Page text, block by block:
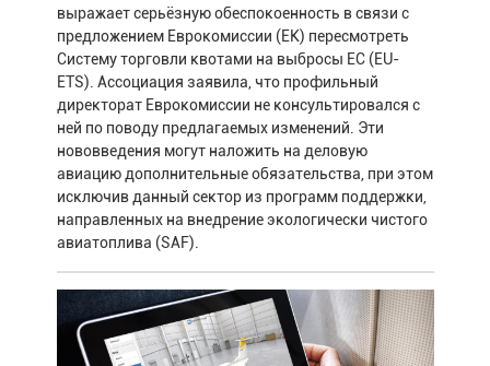
выражает серьёзную обеспокоенность в связи с
предложением Еврокомиссии (ЕК) пересмотреть
Систему торговли квотами на выбросы ЕС (EU-
ETS). Ассоциация заявила, что профильный
директорат Еврокомиссии не консультировался с
ней по поводу предлагаемых изменений. Эти
нововведения могут наложить на деловую
авиацию дополнительные обязательства, при этом
исключив данный сектор из программ поддержки,
направленных на внедрение экологически чистого
авиатоплива (SAF).